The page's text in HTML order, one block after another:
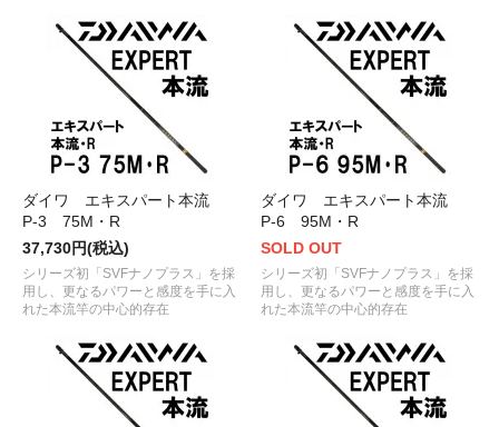
ダイワ エキスパート本流
P-3 75M・R
37,730円(税込)
シリーズ初「SVFナノプラス」を採
用し、更なるパワーと感度を手に入
れた本流竿の中心的存在
ダイワ エキスパート本流
P-6 95M・R
SOLD OUT
シリーズ初「SVFナノプラス」を採
用し、更なるパワーと感度を手に入
れた本流竿の中心的存在